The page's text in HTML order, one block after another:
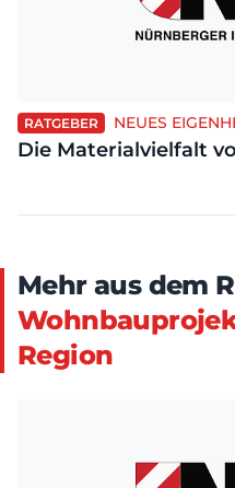
RATGEBER NEUES
Die Materialvielfalt
Mehr aus dem
Region